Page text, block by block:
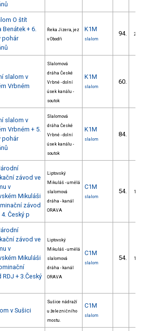
O štít
Benátek + 6.
pohár
Řeka Jizera, jez
v Obodři
K1M
slalom
94. 28/DM
slalom v
Vrbném
Slalomová
dráha České
Vrbné - dolní
úsek kanálu -
soutok
K1M
slalom
60.
slalom v
Vrbném + 5.
pohár
Slalomová
dráha České
Vrbné - dolní
úsek kanálu -
soutok
K1M
slalom
84.
závod ve
v
Mikuláši
závod
4. Český p
Liptovský
Mikuláš - umělá
slalomová
dráha - kanál
ORAVA
C1M
slalom
54. 16/DM
závod ve
v
Mikuláši
RDJ + 3.Český
Liptovský
Mikuláš - umělá
slalomová
dráha - kanál
ORAVA
C1M
slalom
54. 15/DM
v Sušici
Sušice nádraží
u železničního
mostu.
C1M
slalom